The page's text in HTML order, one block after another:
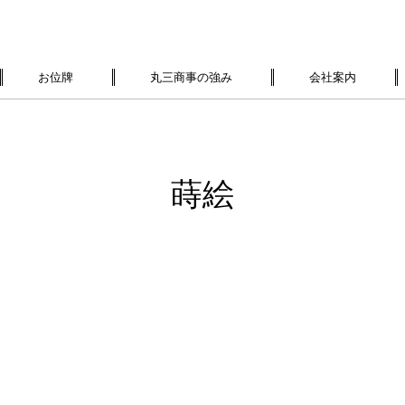
お位牌 丸三商事の強み 会社案内
蒔絵